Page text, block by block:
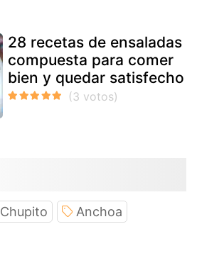
28 recetas de ensaladas
compuesta para comer
bien y quedar satisfecho
Chupito Anchoa